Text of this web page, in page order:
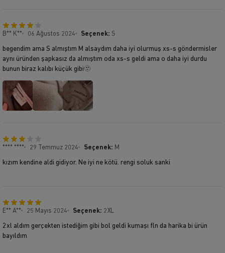
B** K** 06 Ağustos 2024 Seçenek: S
begendim ama S almıştım M alsaydım daha iyi olurmuş xs-s göndermisler
aynı üründen şapkasız da almıştım oda xs-s geldi ama o daha iyi durdu
bunun biraz kalıbı küçük gibi🫥
**** **** 29 Temmuz 2024 Seçenek: M
kızım kendine aldi gidiyor. Ne iyi ne kötü. rengi soluk sanki
E** A** 25 Mayıs 2024 Seçenek: 2XL
2xl aldım gerçekten istediğim gibi bol geldi kumaşı fln da harika bi ürün
bayıldım